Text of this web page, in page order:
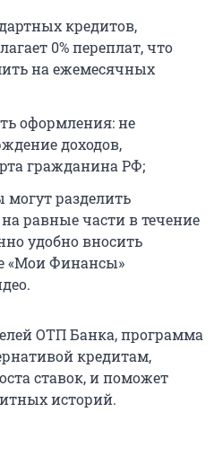
кредитов,
0% переплат, что
на ежемесячных
оформления: не
доходов,
гражданина РФ;
могут разделить
равные части в течение
удобно вносить
«Мои Финансы»
ОТП Банка, программа
кредитам,
ставок, и поможет
историй.